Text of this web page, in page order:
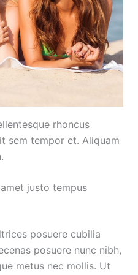
rhoncus
sem tempor et. Aliquam
justo tempus
posuere cubilia
posuere nunc nibh,
metus nec mollis. Ut